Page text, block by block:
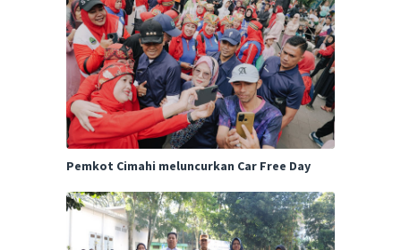
Pemkot Cimahi meluncurkan Car Free Day